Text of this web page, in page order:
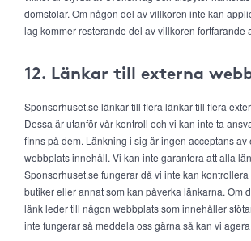
domstolar. Om någon del av villkoren inte kan
lag kommer resterande del av villkoren fortfarande
12. Länkar till externa
Sponsorhuset.se länkar till flera länkar till flera
Dessa är utanför vår kontroll och vi kan inte ta
finns på dem. Länkning i sig är ingen acceptans av
webbplats innehåll. Vi kan inte garantera att alla
Sponsorhuset.se fungerar då vi inte kan
butiker eller annat som kan påverka länkarna. Om
länk leder till någon webbplats som innehåller
inte fungerar så meddela oss gärna så kan vi agera.